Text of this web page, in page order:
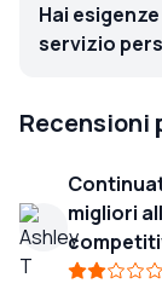
Hai
servizio
Recensioni
migliori